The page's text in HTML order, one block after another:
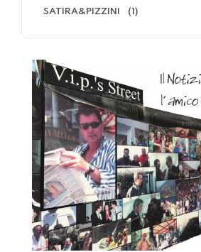
SATIRA&PIZZINI (1)